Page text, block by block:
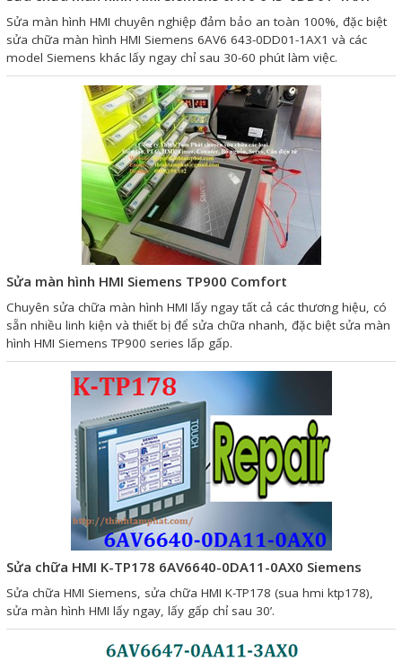
Sửa màn hình HMI chuyên nghiệp đảm bảo an toàn 100%, đặc biệt
sửa chữa màn hình HMI Siemens 6AV6 643-0DD01-1AX1 và các
model Siemens khác lấy ngay chỉ sau 30-60 phút làm việc.
Sửa màn hình HMI Siemens TP900 Comfort
Chuyên sửa chữa màn hình HMI lấy ngay tất cả các thương hiệu, có
sẵn nhiều linh kiện và thiết bị để sửa chữa nhanh, đặc biệt sửa màn
hình HMI Siemens TP900 series lấp gấp.
Sửa chữa HMI K-TP178 6AV6640-0DA11-0AX0 Siemens
Sửa chữa HMI Siemens, sửa chữa HMI K-TP178 (sua hmi ktp178),
sửa màn hình HMI lấy ngay, lấy gấp chỉ sau 30’.
Liên hệ
Đóng
TRÊN MẠNG XÃ HỘI
Facebook
Google
Gọi cho chúng tôi
Nhắn tin
COPYRIGHT 2018. ALL RIGHTS RESERVED